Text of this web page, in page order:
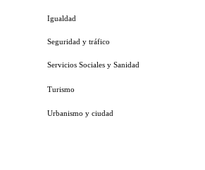
Igualdad
Seguridad y tráfico
Servicios Sociales y Sanidad
Turismo
Urbanismo y ciudad